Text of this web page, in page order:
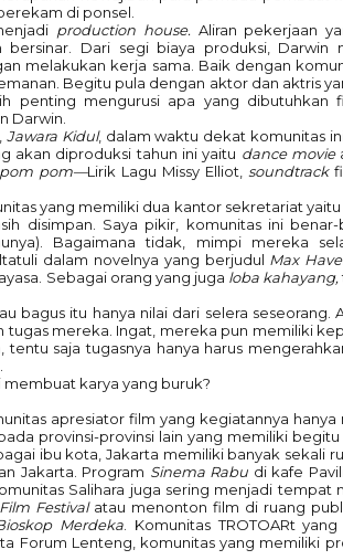
di ponsel.
production house. Aliran pekerjaan
Dari segi biaya produksi, Darwin
melakukan kerja sama. Baik dengan
Begitu pula dengan aktor dan aktris
penting mengurusi apa yang dibutuhkan
Darwin.
Jawara Kidul, dalam waktu dekat komunitas
akan diproduksi tahun ini yaitu dance movie
pom—Lirik Lagu Missy Elliot, soundtrack
yang memiliki dua kantor sekretariat
disimpan. Saya pikir, komunitas ini
Bagaimana tidak, mimpi mereka
dalam novelnya yang berjudul Max
Sebagai orang yang juga loba kahayang,
bagus itu hanya nilai dari selera seseorang.
mereka. Ingat, mereka pun memiliki
saja tugasnya hanya harus
karya yang buruk?
apresiator film yang kegiatannya
provinsi-provinsi lain yang memiliki
ibu kota, Jakarta memiliki banyak sekali
Jakarta. Program Sinema Rabu di kafe
Salihara juga sering menjadi tempat
Festivalatau menonton film di ruang
Merdeka . KomunitasTROTOARt yang
Forum Lenteng, komunitas yang memiliki